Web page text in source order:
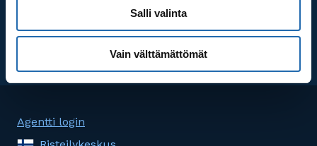
Salli valinta
Vain välttämättömät
opastettuja Islannin matkoja.
Agentti login